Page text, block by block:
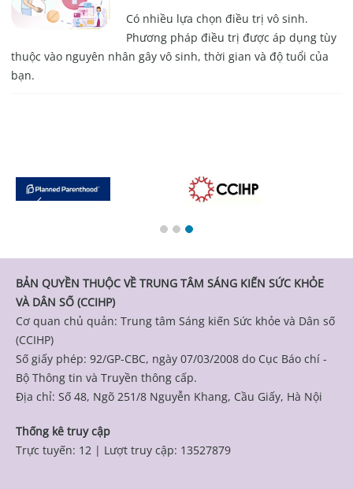
Có nhiều lựa chọn điều trị vô sinh.
Phương pháp điều trị được áp dụng tùy
thuộc vào nguyên nhân gây vô sinh, thời gian và độ tuổi của
bạn.
BẢN QUYỀN THUỘC VỀ TRUNG TÂM SÁNG KIẾN SỨC KHỎE
VÀ DÂN SỐ (CCIHP)
Cơ quan chủ quản: Trung tâm Sáng kiến Sức khỏe và Dân số
(CCIHP)
Số giấy phép: 92/GP-CBC, ngày 07/03/2008 do Cục Báo chí -
Bộ Thông tin và Truyền thông cấp.
Địa chỉ: Số 48, Ngõ 251/8 Nguyễn Khang, Cầu Giấy, Hà Nội
Thống kê truy cập
Trực tuyến: 12 | Lượt truy cập: 13527879